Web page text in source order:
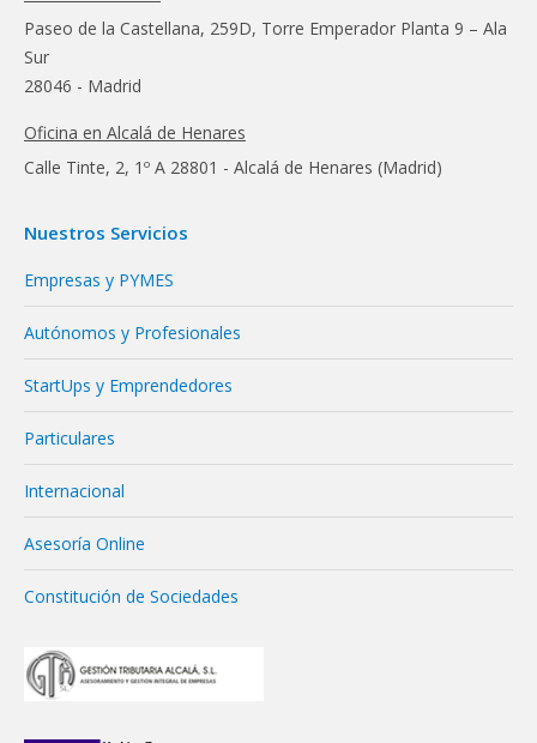
Paseo de la Castellana, 259D, Torre Emperador Planta 9 – Ala
Sur
28046 - Madrid
Oficina en Alcalá de Henares
Calle Tinte, 2, 1º A 28801 - Alcalá de Henares (Madrid)
Nuestros Servicios
Empresas y PYMES
Autónomos y Profesionales
StartUps y Emprendedores
Particulares
Internacional
Asesoría Online
Constitución de Sociedades